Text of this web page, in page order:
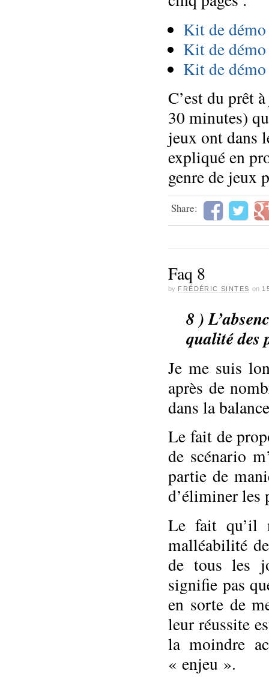
Kit de
Kit de
Kit de
C’est du prêt
30 minutes)
jeux ont dans
expliqué en
genre de jeux
Share:
Faq 8
by FRÉDÉRIC SINTES on
8 )
qualité des
Je me suis
après de
dans la
Le fait de
de scénario
partie de
d’éliminer les
Le fait qu’il
malléabilité
de tous les
signifie pas
en sorte de
leur réussite
la moindre
« enjeu ».